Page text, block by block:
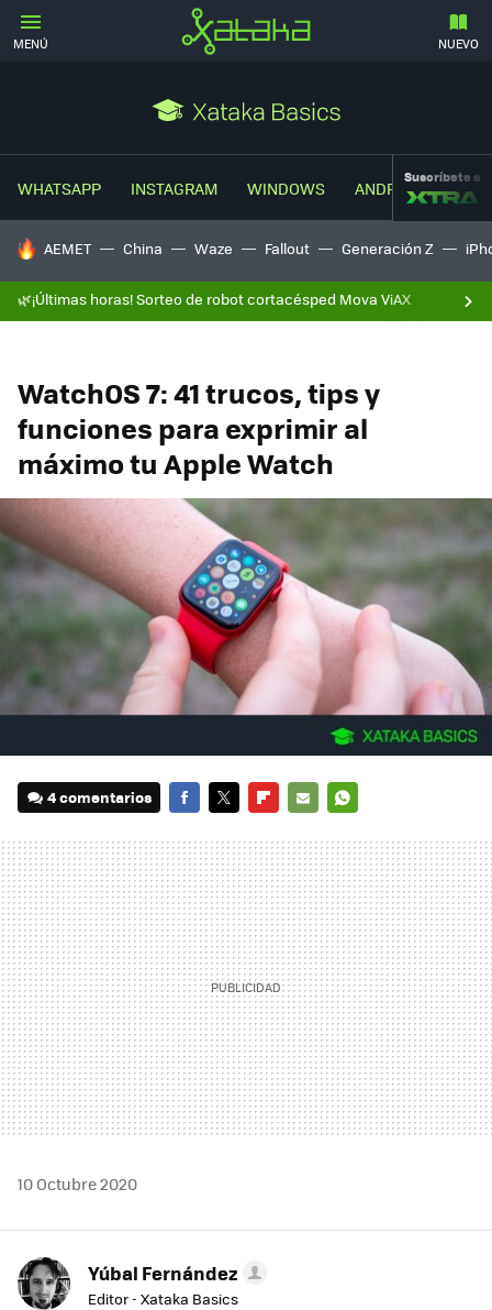
MENÚ NUEVO
WHATSAPP INSTAGRAM WINDOWS ANDROIDSuscríbete a
HOY SE HABLA DE
AEMET China Waze Fallout Generación Z
🌿¡Últimas horas! Sorteo de robot cortacésped Mova ViAX
WatchOS 7: 41 trucos, tips y
funciones para exprimir al
máximo tu Apple Watch
4 comentarios
MAIL
10 Octubre 2020
Yúbal Fernández
Editor - Xataka Basics